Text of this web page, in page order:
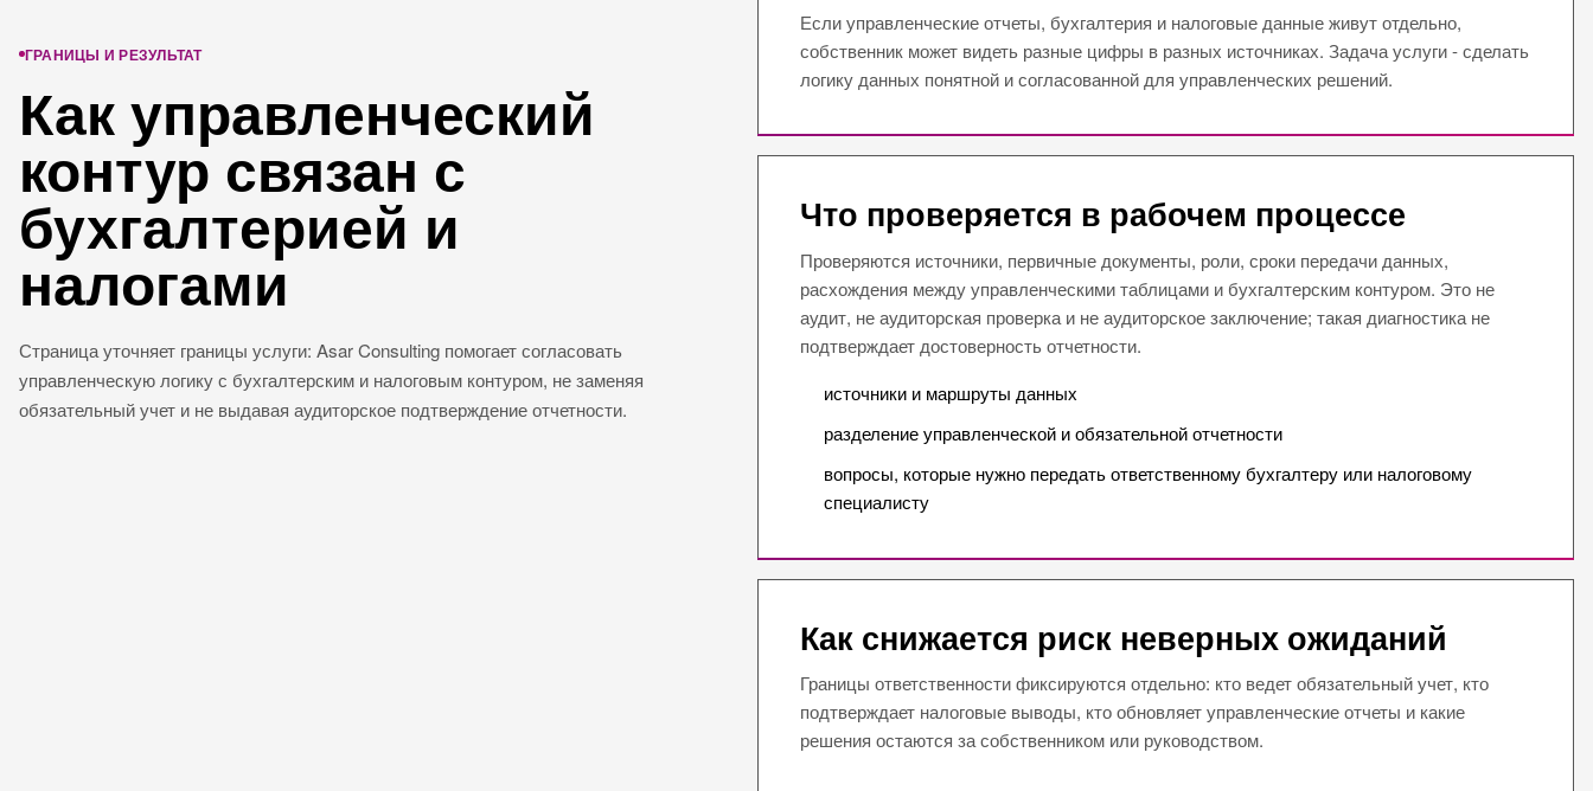
ГРАНИЦЫ И РЕЗУЛЬТАТ
Как управленческий
контур связан с
бухгалтерией и
налогами
Страница уточняет границы услуги: Asar Consulting помогает согласовать
управленческую логику с бухгалтерским и налоговым контуром, не заменяя
обязательный учет и не выдавая аудиторское подтверждение отчетности.
Если управленческие отчеты, бухгалтерия и налоговые данные живут отдельно,
собственник может видеть разные цифры в разных источниках. Задача услуги - сделать
логику данных понятной и согласованной для управленческих решений.
Что проверяется в рабочем процессе
Проверяются источники, первичные документы, роли, сроки передачи данных,
расхождения между управленческими таблицами и бухгалтерским контуром. Это не
аудит, не аудиторская проверка и не аудиторское заключение; такая диагностика не
подтверждает достоверность отчетности.
источники и маршруты данных
разделение управленческой и обязательной отчетности
вопросы, которые нужно передать ответственному бухгалтеру или налоговому
специалисту
Как снижается риск неверных ожиданий
Границы ответственности фиксируются отдельно: кто ведет обязательный учет, кто
подтверждает налоговые выводы, кто обновляет управленческие отчеты и какие
решения остаются за собственником или руководством.